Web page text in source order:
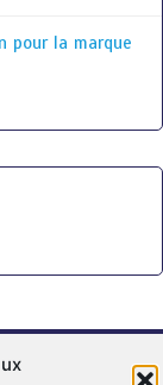
pour la marque